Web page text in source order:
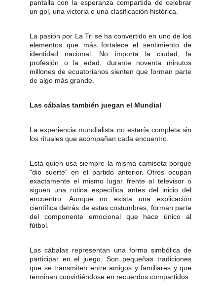
pantalla con la esperanza compartida de celebrar
un gol, una victoria o una clasificación histórica.
La pasión por La Tri se ha convertido en uno de los
elementos que más fortalece el sentimiento de
identidad nacional. No importa la ciudad, la
profesión o la edad; durante noventa minutos
millones de ecuatorianos sienten que forman parte
de algo más grande.
Las cábalas también juegan el Mundial
La experiencia mundialista no estaría completa sin
los rituales que acompañan cada encuentro.
Está quien usa siempre la misma camiseta porque
"dio suerte" en el partido anterior. Otros ocupan
exactamente el mismo lugar frente al televisor o
siguen una rutina específica antes del inicio del
encuentro. Aunque no exista una explicación
científica detrás de estas costumbres, forman parte
del componente emocional que hace único al
fútbol.
Las cábalas representan una forma simbólica de
participar en el juego. Son pequeñas tradiciones
que se transmiten entre amigos y familiares y que
terminan convirtiéndose en recuerdos compartidos.